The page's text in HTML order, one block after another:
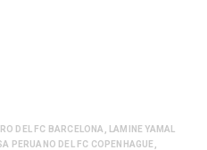
DEL FC BARCELONA, LAMINE YAMAL
PERUANO DEL FC COPENHAGUE,